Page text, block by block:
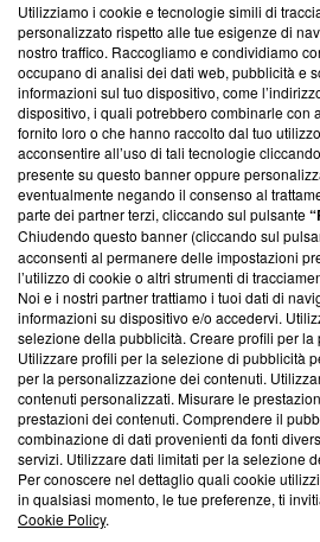
Questa sezione offre informazioni
News, sui nostri processi editoriali e
creare news di qualità. Inoltre,
‘Trust Project - News with Integrity’
ancora membro del programma, ma
parte; Trust Project non ha ancora
conformità agli standard.
Su di noi
Team editoriale
Corporate
Redazione
Informativa Privacy
Cookie Policy
Blasting SA, IDI CHE-247.845.224,
Lugano (Svizzera) Tel:+39
Utilizziamo i cookie e tecnologie simili di
personalizzato rispetto alle tue esigenze di
nostro traffico. Raccogliamo e condividiamo
occupano di analisi dei dati web, pubblicità e
informazioni sul tuo dispositivo, come
dispositivo, i quali potrebbero combinarle con
fornito loro o che hanno raccolto dal tuo
acconsentire all’uso di tali tecnologie
presente su questo banner oppure
eventualmente negando il consenso al
parte dei partner terzi, cliccando sul pulsante
Chiudendo questo banner (cliccando sul
acconsenti al permanere delle impostazioni
l’utilizzo di cookie o altri strumenti di
Noi e i nostri partner trattiamo i tuoi dati di
informazioni su dispositivo e/o accedervi.
selezione della pubblicità. Creare profili per la
Utilizzare profili per la selezione di pubblicità
per la personalizzazione dei contenuti.
contenuti personalizzati. Misurare le
prestazioni dei contenuti. Comprendere il
combinazione di dati provenienti da fonti
servizi. Utilizzare dati limitati per la selezione
Per conoscere nel dettaglio quali cookie
in qualsiasi momento, le tue preferenze, ti
Cookie Policy.